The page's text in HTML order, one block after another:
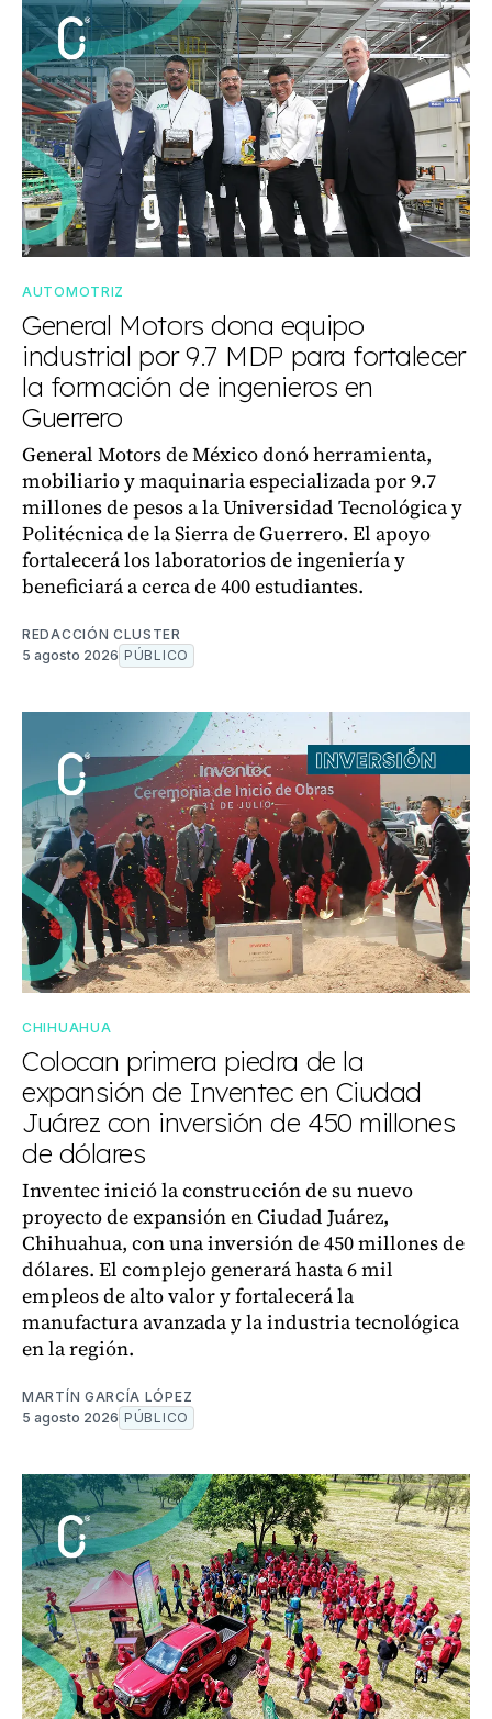
AUTOMOTRIZ
General Motors dona equipo
industrial por 9.7 MDP para fortalecer
la formación de ingenieros en
Guerrero
General Motors de México donó herramienta,
mobiliario y maquinaria especializada por 9.7
millones de pesos a la Universidad Tecnológica y
Politécnica de la Sierra de Guerrero. El apoyo
fortalecerá los laboratorios de ingeniería y
beneficiará a cerca de 400 estudiantes.
REDACCIÓN CLUSTER
5 agosto 2026 PÚBLICO
CHIHUAHUA
Colocan primera piedra de la
expansión de Inventec en Ciudad
Juárez con inversión de 450 millones
de dólares
Inventec inició la construcción de su nuevo
proyecto de expansión en Ciudad Juárez,
Chihuahua, con una inversión de 450 millones de
dólares. El complejo generará hasta 6 mil
empleos de alto valor y fortalecerá la
manufactura avanzada y la industria tecnológica
en la región.
MARTÍN GARCÍA LÓPEZ
5 agosto 2026 PÚBLICO